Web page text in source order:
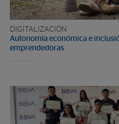
DIGITALIZACIÓN
Autonomía económica e
emprendedoras